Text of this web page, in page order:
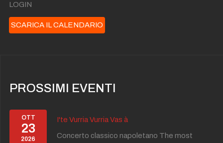
LOGIN
SCARICA IL CALENDARIO
PROSSIMI EVENTI
OTT
23
2026
I'te Vurria Vurria Vas à
Concerto classico napoletano The most